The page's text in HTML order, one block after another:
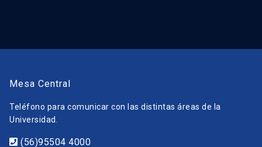
Mesa Central
Teléfono para comunicar con las distintas áreas de la
Universidad.
(56)95504 4000